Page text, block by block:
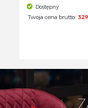
Dostępny
Twoja cena brutto: